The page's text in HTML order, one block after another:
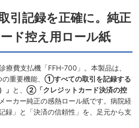
引記録を正確に。純正
ド控え用ロール紙
療費支払機「FFH-700」。本製品は、
重要機能、 ①すべての取引を記録する
」 と、 ②「クレジットカード決済の控
ーカー純正の感熱ロール紙です。病院経
録」と「決済の信頼性」を、足元から支